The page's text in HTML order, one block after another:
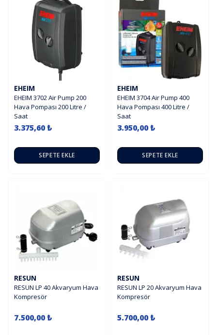
EHEIM
EHEIM 3702 Air Pump 200
Hava Pompası 200 Litre /
Saat
3.375,60 ₺
SEPETE EKLE
EHEIM
EHEIM 3704 Air Pump 400
Hava Pompası 400 Litre /
Saat
3.950,00 ₺
SEPETE EKLE
RESUN
RESUN LP 40 Akvaryum Hava
Kompresör
7.500,00 ₺
RESUN
RESUN LP 20 Akvaryum Hava
Kompresör
5.700,00 ₺